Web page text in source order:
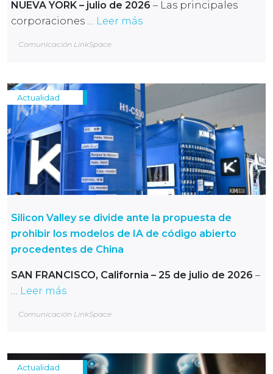
NUEVA YORK – julio de 2026 – Las principales
corporaciones … Leer más
Comunicación LinkSpace
Actualidad
Silicon Valley se divide ante la propuesta de
prohibir los modelos de IA de código abierto
procedentes de China
SAN FRANCISCO, California – 25 de julio de 2026 –
… Leer más
Comunicación LinkSpace
Actualidad